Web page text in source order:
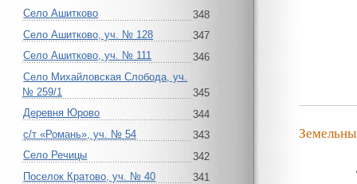
Село Ашитково
348
Село Ашитково, уч. № 128
347
Село Ашитково, уч. № 111
346
Село Михайловская Слобода, уч.
№ 259/1
345
Деревня Юрово
344
с/т «Романь», уч. № 54
343
Село Речицы
342
Поселок Кратово, уч. № 40
341